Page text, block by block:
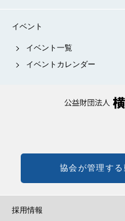
イベント
イベント一覧
イベントカレンダー
協会が管理す
採用情報